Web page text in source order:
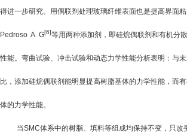
得进一步研究。用偶联剂处理玻璃纤维表面也是提高界面
Pedroso A G[6]等用两种添加剂，即硅烷偶联剂和有机分
性能。弯曲试验、冲击试验和动态力学性能分析表明：与
比，添加硅烷偶联剂能明显提高树脂基体的力学性能，而
体的力学性能。
当SMC体系中的树脂、填料等组成均保持不变，只改